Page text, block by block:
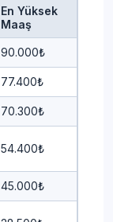
En Yüksek
Maaş
90.000₺
77.400₺
70.300₺
54.400₺
45.000₺